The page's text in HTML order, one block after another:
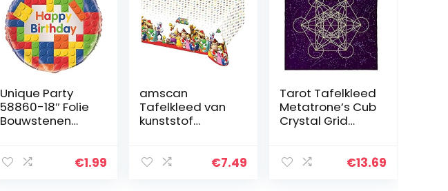
Unique Party
58860-18″ Folie
Bouwstenen
€1.99
amscan
Tafelkleed van
kunststof
120 x 180 cm
€7.49
Tarot Tafelkleed
Metatrone’s Cub
Crystal Grid
Tafelkleed Voor
€13.69